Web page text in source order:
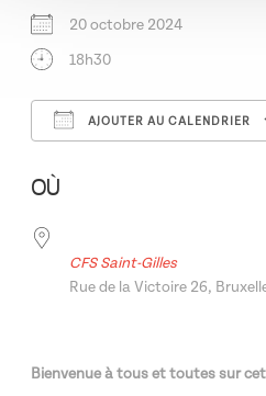
20 octobre 2024
18h30
AJOUTER AU CALENDRIER
OÙ
CFS Saint-Gilles
Rue de la Victoire 26,
Bienvenue à tous et toutes sur